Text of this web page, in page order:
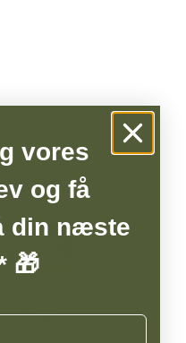
holderen sig, hvilket
af anerkendte
fra universiteterne Cornell i
Glitter
vores
og få
din næste
🎁